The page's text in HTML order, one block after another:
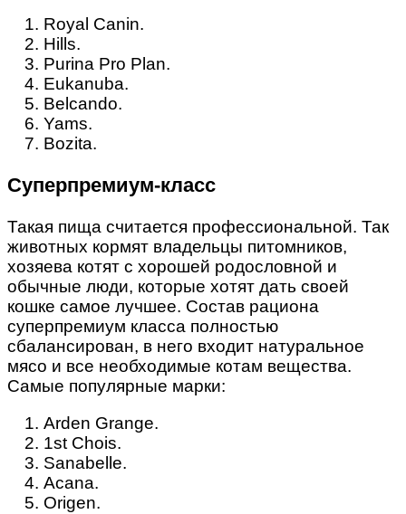
Royal Canin.
Hills.
Purina Pro Plan.
Eukanuba.
Belcando.
Yams.
Bozita.
Суперпремиум-класс
Такая пища считается профессиональной. Так
животных кормят владельцы питомников,
хозяева котят с хорошей родословной и
обычные люди, которые хотят дать своей
кошке самое лучшее. Состав рациона
суперпремиум класса полностью
сбалансирован, в него входит натуральное
мясо и все необходимые котам вещества.
Самые популярные марки:
Arden Grange.
1st Chois.
Sanabelle.
Acana.
Origen.